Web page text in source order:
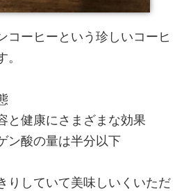
コーヒーという珍しいコーヒ
と健康にさまざまな効果
ン酸の量は半分以下
りしていて美味しいくいただ